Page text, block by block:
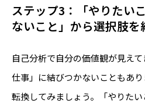
ステップ3：「やりたい
ないこと」から選択肢を
自己分析で自分の価値観が見え
仕事」に結びつかないこともあ
転換してみましょう。「やりた